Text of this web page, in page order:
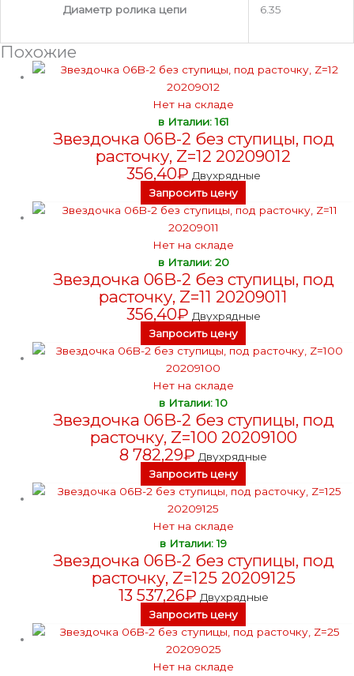
Диаметр ролика цепи 6.35
Похожие
Нет на складе
в Италии: 161
Звездочка 06B-2 без ступицы, под
расточку, Z=12 20209012
356,40₽ Двухрядные
Запросить цену
Нет на складе
в Италии: 20
Звездочка 06B-2 без ступицы, под
расточку, Z=11 20209011
356,40₽ Двухрядные
Запросить цену
Нет на складе
в Италии: 10
Звездочка 06B-2 без ступицы, под
расточку, Z=100 20209100
8 782,29₽ Двухрядные
Запросить цену
Нет на складе
в Италии: 19
Звездочка 06B-2 без ступицы, под
расточку, Z=125 20209125
13 537,26₽ Двухрядные
Запросить цену
Нет на складе